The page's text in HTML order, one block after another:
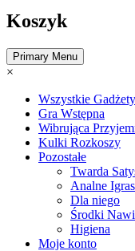
Koszyk
Primary Menu
×
Wszystkie Gadżety
Gra Wstępna
Wibrująca
Kulki Rozkoszy
Pozostałe
Twarda
Analne
Dla niego
Środki
Higiena
Moje konto